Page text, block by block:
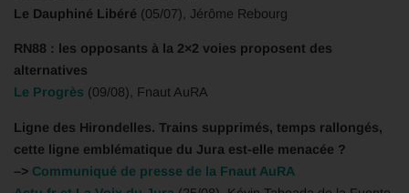
Le Dauphiné Libéré (05/07), Jérôme Rebourg
RN88 : les opposants à la 2×2 voies proposent des
alternatives
Le Progrès (09/08), Fnaut AuRA
Ligne des Hirondelles. Trains supprimés, temps rallongés,
cette ligne emblématique du Jura est-elle menacée ?
–> Communiqué de presse de la Fnaut AuRA